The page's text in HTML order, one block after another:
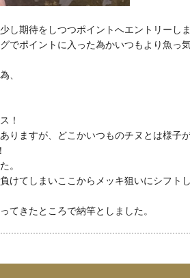
期待をしつつポイントへエントリーしま
でポイントに入った為かいつもより魚っ
、
！
ますが、どこかいつものチヌとは様子が
。
てしまいここからメッキ狙いにシフトし
てきたところで納竿としました。